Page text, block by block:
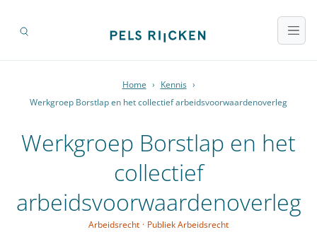
Home › Kennis ›
Werkgroep Borstlap en het collectief arbeidsvoorwaardenoverleg
Werkgroep Borstlap en het
collectief
arbeidsvoorwaardenoverleg
Arbeidsrecht · Publiek Arbeidsrecht